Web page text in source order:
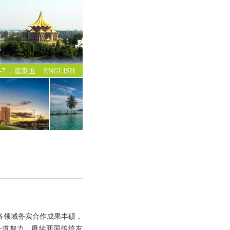
7 ，星期五 ENGLISH
域务实合作成果丰硕，